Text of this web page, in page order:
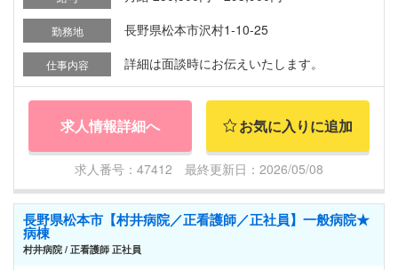
勤務地 長野県松本市沢村1-10-25
仕事内容 詳細は面談時にお伝えいたします。
求人情報詳細へ お気に入りに追加
求人番号：47412 最終更新日：2026/05/08
長野県松本市【村井病院／正看護師／正社員】一般病院★
病棟
村井病院 / 正看護師 正社員